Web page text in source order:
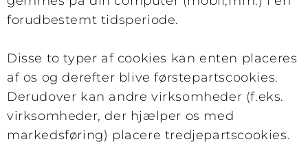
forudbestemt tidsperiode.
Disse to typer af cookies kan enten placeres
af os og derefter blive førstepartscookies.
Derudover kan andre virksomheder (f.eks.
virksomheder, der hjælper os med
markedsføring) placere tredjepartscookies.